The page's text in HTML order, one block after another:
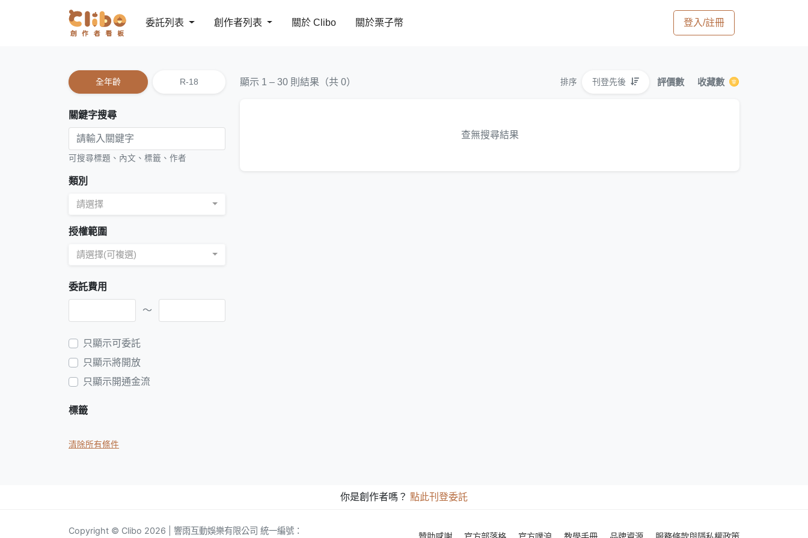
委託列表 創作者列表 關於 Clibo 關於栗子幣 登入/註冊
全年齡 R-18
關鍵字搜尋
可搜尋標題、內文、標籤、作者
類別
請選擇
授權範圍
請選擇(可複選)
委託費用
～
只顯示可委託
只顯示將開放
只顯示開通金流
標籤
清除所有條件
顯示 1 – 30 則結果（共 0） 排序 刊登先後 評價數 收藏數
查無搜尋結果
你是創作者嗎？ 點此刊登委託
Copyright © Clibo 2026 | 響雨互動娛樂有限公司 統一編號：